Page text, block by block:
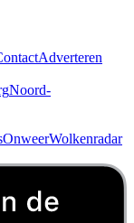
Adverteren
Noord-
OnweerWolkenradar